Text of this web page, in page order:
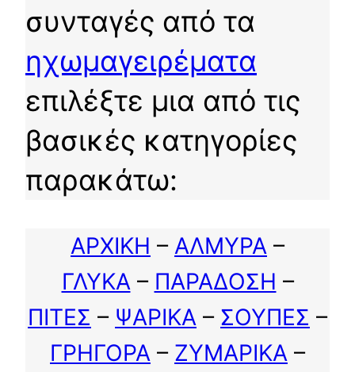
συνταγές από τα
ηχωμαγειρέματα
επιλέξτε μια από τις
βασικές κατηγορίες
παρακάτω:
ΑΡΧΙΚΗ – ΑΛΜΥΡΑ –
ΓΛΥΚΑ– ΠΑΡΑΔΟΣΗ –
ΠΙΤΕΣ – ΨΑΡΙΚΑ – ΣΟΥΠΕΣ –
ΓΡΗΓΟΡΑ – ΖΥΜΑΡΙΚΑ –